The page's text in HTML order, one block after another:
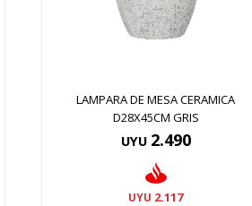
LAMPARA DE MESA CERAMICA
D28X45CM GRIS
UYU 2.490
UYU 2.117